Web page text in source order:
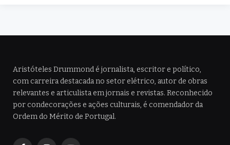
Aristóteles Drummond é jornalista, escritor e político,
com carreira destacada no setor elétrico, autor de obras
relevantes e articulista em jornais e revistas. Reconhecido
por condecorações e ações culturais, é comendador da
Ordem do Mérito de Portugal.